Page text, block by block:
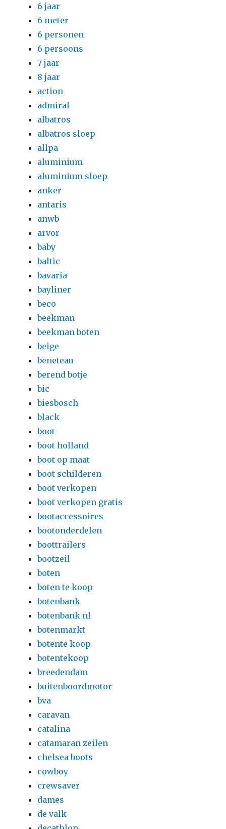
6 jaar
6 meter
6 personen
6 persoons
7 jaar
8 jaar
action
admiral
albatros
albatros sloep
allpa
aluminium
aluminium sloep
anker
antaris
anwb
arvor
baby
baltic
bavaria
bayliner
beco
beekman
beekman boten
beige
beneteau
berend botje
bic
biesbosch
black
boot
boot holland
boot op maat
boot schilderen
boot verkopen
boot verkopen gratis
bootaccessoires
bootonderdelen
boottrailers
bootzeil
boten
boten te koop
botenbank
botenbank nl
botenmarkt
botente koop
botentekoop
breedendam
buitenboordmotor
bva
caravan
catalina
catamaran zeilen
chelsea boots
cowboy
crewsaver
dames
de valk